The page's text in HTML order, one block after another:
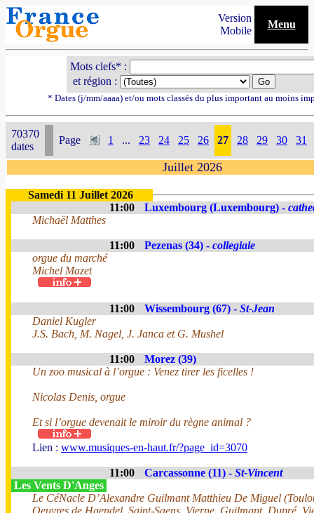
Version
Mobile
Menu
Mots clefs* :
et région :
* Dates (j/mm/aaaa) et/ou mots classés du plus important au moins
70370
dates
Page 1 ... 23 24 25 26 27 28 29 30 31
Juillet 2026
Samedi 11 Juillet 2026
11:00
Luxembourg (Luxembourg) -
Michaël Matthes
11:00 Pezenas (34) - collegiale
orgue du marché
Michel Mazet
11:00 Wissembourg (67) - St-Jean
Daniel Kugler
J.S. Bach, M. Nagel, J. Janca et G. Mushel
11:00
Morez (39)
Un zoo musical à l’orgue : Venez tirer les ficelles !
Nicolas Denis, orgue
Et si l’orgue devenait le miroir du règne animal ?
Lien : www.musiques-en-haut.fr/?page_id=3070
11:00 Carcassonne (11) - St-Vincent
Les Vents D'Anges
Le CéNacle D’Alexandre Guilmant Matthieu De Miguel
Oeuvres de Haendel, Saint-Saens, Vierne, Guilmant, Dupré,